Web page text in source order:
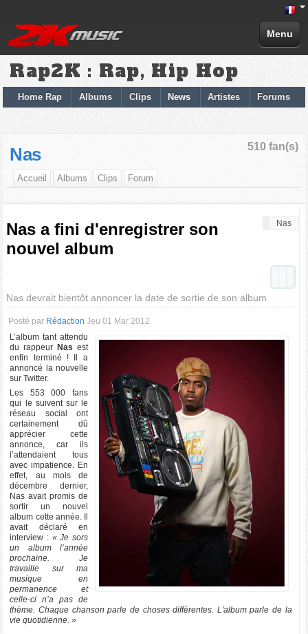
Menu
Rap2K : Rap, Hip Hop
Home Rap Albums Clips News Artistes Forums
510 fan(s)
Nas
Accueil Albums Clips Forum
Nas
Nas a fini d'enregistrer son
nouvel album
Nas devrait bientôt annoncer la date de sortie de son album
Posté par Rédaction Jeu 01 Mar 2012
L’album tant attendu
du rappeur Nas est
enfin terminé ! Il a
annoncé la nouvelle
sur Twitter.
Les 553 000 fans
qui le suivent sur le
réseau social ont
certainement dû
apprécier cette
annonce, car ils
l’attendaient tous
avec impatience. En
effet, au mois de
décembre dernier,
Nas avait promis de
sortir un nouvel
album cette année. Il
avait déclaré en
interview : « Je sors
un album l’année
prochaine. Je
travaille sur ma
musique en
permanence et
celle-ci n’a pas de
thème. Chaque chanson parle de choses différentes. L'album parle de la
vie quotidienne. »